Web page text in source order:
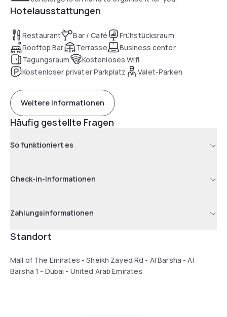
Hotelausstattungen
Restaurant Bar / Café
Frühstücksraum
Rooftop Bar
Terrasse
Business center
Tagungsraum
Kostenloses Wifi
Kostenloser privater Parkplatz
Valet-Parken
Weitere Informationen
Häufig gestellte Fragen
So funktioniert es
Check-in-Informationen
Zahlungsinformationen
Standort
Mall of The Emirates - Sheikh Zayed Rd - Al Barsha - Al
Barsha 1 - Dubai - United Arab Emirates